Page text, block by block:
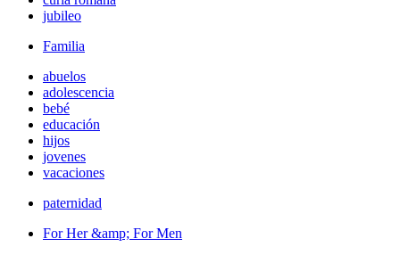
jubileo
Familia
abuelos
adolescencia
bebé
educación
hijos
jovenes
vacaciones
paternidad
For Her &amp; For Men